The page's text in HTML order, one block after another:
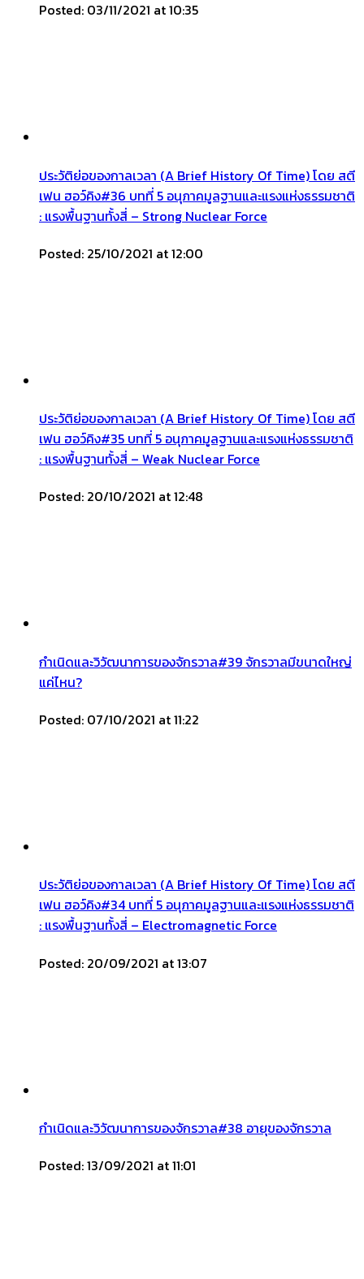
Posted: 03/11/2021 at 10:35
ประวัติย่อของกาลเวลา (A Brief History Of Time) โดย สตี
เฟน ฮอว์คิง#36 บทที่ 5 อนุภาคมูลฐานและแรงแห่งธรรมชาติ
: แรงพื้นฐานทั้งสี่ – Strong Nuclear Force
Posted: 25/10/2021 at 12:00
ประวัติย่อของกาลเวลา (A Brief History Of Time) โดย สตี
เฟน ฮอว์คิง#35 บทที่ 5 อนุภาคมูลฐานและแรงแห่งธรรมชาติ
: แรงพื้นฐานทั้งสี่ – Weak Nuclear Force
Posted: 20/10/2021 at 12:48
กำเนิดและวิวัฒนาการของจักรวาล#39 จักรวาลมีขนาดใหญ่
แค่ไหน?
Posted: 07/10/2021 at 11:22
ประวัติย่อของกาลเวลา (A Brief History Of Time) โดย สตี
เฟน ฮอว์คิง#34 บทที่ 5 อนุภาคมูลฐานและแรงแห่งธรรมชาติ
: แรงพื้นฐานทั้งสี่ – Electromagnetic Force
Posted: 20/09/2021 at 13:07
กำเนิดและวิวัฒนาการของจักรวาล#38 อายุของจักรวาล
Posted: 13/09/2021 at 11:01